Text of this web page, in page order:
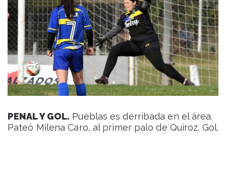
PENAL Y GOL. Pueblas es derribada en el área.
Pateó Milena Caro, al primer palo de Quiroz. Gol.